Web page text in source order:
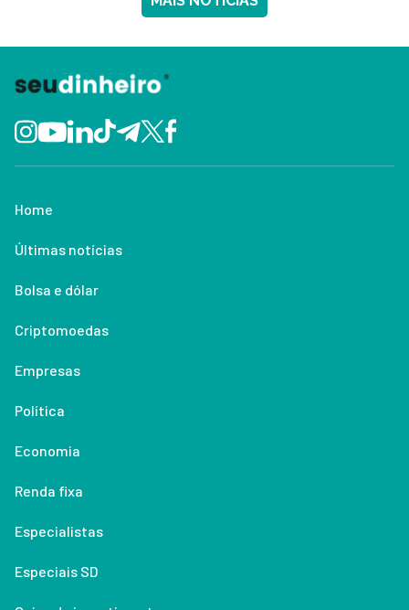
Home
Últimas notícias
Bolsa e dólar
Criptomoedas
Empresas
Política
Economia
Renda fixa
Especialistas
Especiais SD